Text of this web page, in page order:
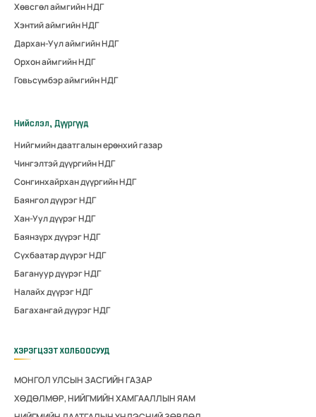
Хөвсгөл аймгийн НДГ
Хэнтий аймгийн НДГ
Дархан-Уул аймгийн НДГ
Орхон аймгийн НДГ
Говьсүмбэр аймгийн НДГ
Нийслэл, Дүүргүүд
Нийгмийн даатгалын ерөнхий газар
Чингэлтэй дүүргийн НДГ
Сонгинхайрхан дүүргийн НДГ
Баянгол дүүрэг НДГ
Хан-Уул дүүрэг НДГ
Баянзүрх дүүрэг НДГ
Сүхбаатар дүүрэг НДГ
Багануур дүүрэг НДГ
Налайх дүүрэг НДГ
Багахангай дүүрэг НДГ
ХЭРЭГЦЭЭТ ХОЛБООСУУД
МОНГОЛ УЛСЫН ЗАСГИЙН ГАЗАР
ХӨДӨЛМӨР, НИЙГМИЙН ХАМГААЛЛЫН ЯАМ